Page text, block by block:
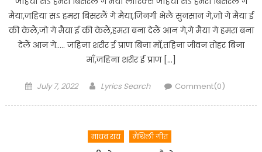
मैया,जहिया सऽ हमरा बिसरलैं गे मैया,जिनगी भेलै सुनसान गे,जो गे मैया ई
की केलैं,जो गे मैया ई की केलैं,हमरा बना देलैं आन गे,गे मैया गे हमरा बना
देलैं आन गे….. जहिना शरीर ई प्राण बिना माँ,तहिना जीवन तोहर बिना
माँ,जहिना शरीर ई प्राण […]
Posted
July 7, 2022 Author
Lyrics Search Comment(0)
माधव राय मैथिली गीत